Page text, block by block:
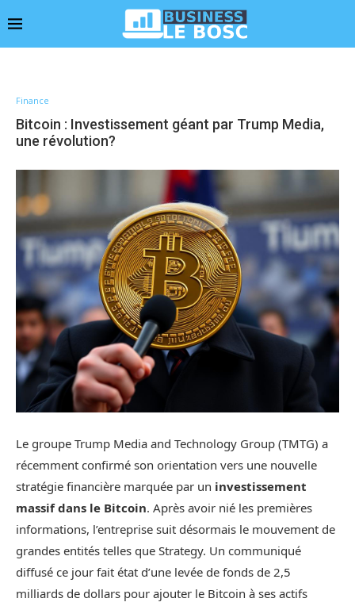
Finance
Bitcoin : Investissement géant par Trump Media,
une révolution?
Le groupe Trump Media and Technology Group (TMTG) a
récemment confirmé son orientation vers une nouvelle
stratégie financière marquée par un investissement
massif dans le Bitcoin. Après avoir nié les premières
informations, l’entreprise suit désormais le mouvement de
grandes entités telles que Strategy. Un communiqué
diffusé ce jour fait état d’une levée de fonds de 2,5
milliards de dollars pour ajouter le Bitcoin à ses actifs